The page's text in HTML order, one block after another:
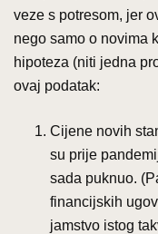
veze s potresom, jer
nego samo o novima
hipoteza (niti jedna
ovaj podatak:
Cijene novih
su prije
sada puknuo.
financijskih
jamstvo istog